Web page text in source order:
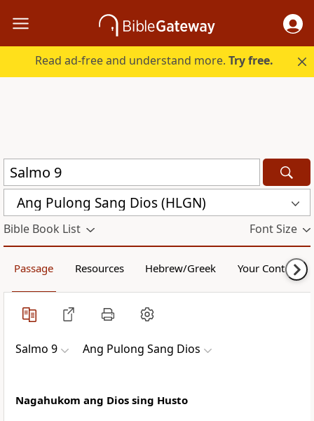
Read ad-free and understand more.Try free.
Ang Pulong Sang Dios (HLGN)
Bible Book List Font Size
Passage Resources Hebrew/Greek Your Content
Salmo 9 Ang Pulong Sang Dios
Nagahukom ang Dios sing Husto